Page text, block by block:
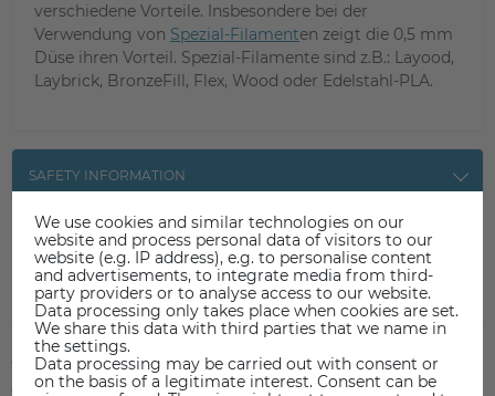
verschiedene Vorteile. Insbesondere bei der
Verwendung von Spezial-Filamenten zeigt die 0,5 mm
Düse ihren Vorteil. Spezial-Filamente sind z.B.: Layood,
Laybrick, BronzeFill, Flex, Wood oder Edelstahl-PLA.
SAFETY INFORMATION
Item reviews(0)
5
0
4
0
We use cookies and similar technologies on our
website and process personal data of visitors to our
website (e.g. IP address), e.g. to personalise content
and advertisements, to integrate media from third-
party providers or to analyse access to our website.
Data processing only takes place when cookies are set.
We share this data with third parties that we name in
the settings.
Data processing may be carried out with consent or
on the basis of a legitimate interest. Consent can be